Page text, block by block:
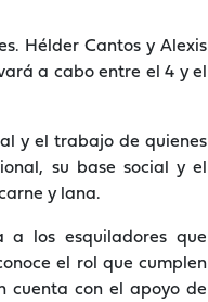
Hélder Cantos y Alexis
a cabo entre el 4 y el
y el trabajo de quienes
su base social y el
y lana.
a los esquiladores que
el rol que cumplen
cuenta con el apoyo de